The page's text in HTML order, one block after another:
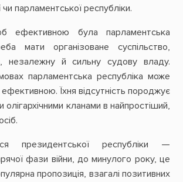
парламентської республіки.
ефективною була парламентська
мати організоване суспільство,
незалежну й сильну судову владу.
парламентська республіка може
Їхня відсутність породжує
олігархічними кланами в найпростіший,
президентської республіки —
фази війни, до минулого року, це
пропозиція, взагалі позитивних